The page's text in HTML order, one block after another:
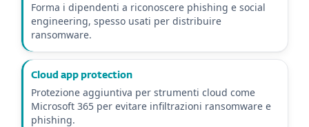
Forma i dipendenti a riconoscere phishing e social
engineering, spesso usati per distribuire
ransomware.
Cloud app protection
Protezione aggiuntiva per strumenti cloud come
Microsoft 365 per evitare infiltrazioni ransomware e
phishing.